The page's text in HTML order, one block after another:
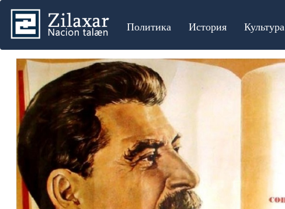
Политика История Культура